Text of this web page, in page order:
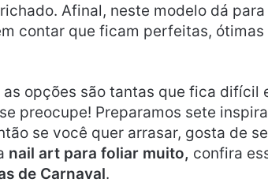
Afinal, neste modelo dá para
contar que ficam perfeitas, ótimas
as opções são tantas que fica difícil
preocupe! Preparamos sete
se você quer arrasar, gosta de
nail art para foliar muito, confira
de Carnaval.